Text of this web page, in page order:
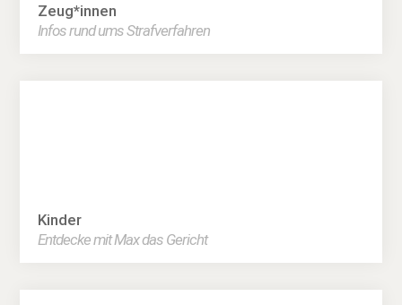
Zeug*innen
Infos rund ums Strafverfahren
Kinder
Entdecke mit Max das Gericht